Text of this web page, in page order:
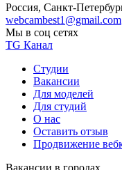
Россия, Санкт-
webcambest1@gmail.com
Мы в соц сетях
TG Канал
Студии
Вакансии
Для моделей
Для студий
О нас
Оставить отзыв
Продвижение
Вакансии в городах